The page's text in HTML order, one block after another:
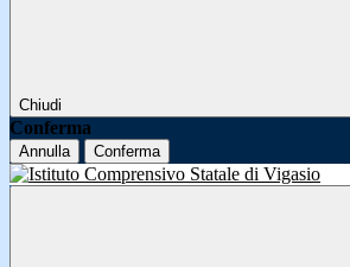
Chiudi
Conferma
Annulla Conferma